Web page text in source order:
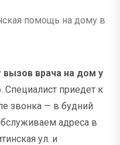
помощь на дому в
вызов врача на дом у
Специалист приедет к
звонка — в будний
адреса в
ул. и